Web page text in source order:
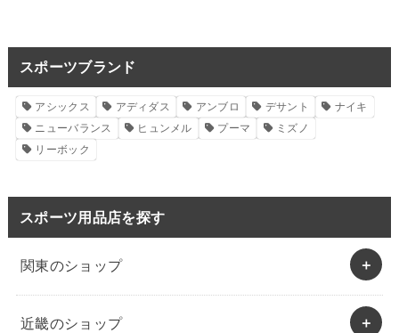
スポーツブランド
アシックス アディダス アンブロ デサント
ナイキ
ニューバランス
ヒュンメル プーマ
ミズノ
リーボック
スポーツ用品店を探す
関東のショップ
近畿のショップ